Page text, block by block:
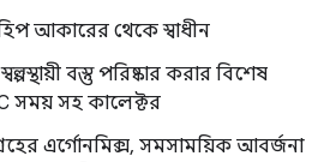
আকারের থেকে স্বাধীন
বস্তু পরিষ্কার করার বিশেষ
সময় সহ কালেক্টর
এর্গোনমিক্স, সমসাময়িক আবর্জনা